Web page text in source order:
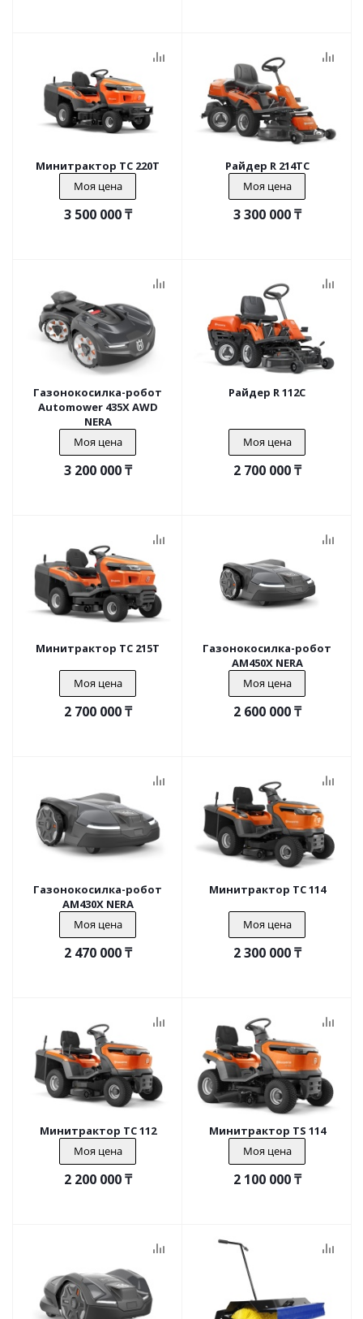
Минитрактор TC 220T
Моя цена
3 500 000₸
Райдер R 214TC
Моя цена
3 300 000₸
Газонокосилка-робот
Automower 435X AWD
NERA
Моя цена
3 200 000₸
Райдер R 112C
Моя цена
2 700 000₸
Минитрактор TC 215T
Моя цена
2 700 000₸
Газонокосилка-робот
AM450X NERA
Моя цена
2 600 000₸
Газонокосилка-робот
AM430X NERA
Моя цена
2 470 000₸
Минитрактор TC 114
Моя цена
2 300 000₸
Минитрактор TC 112
Моя цена
2 200 000₸
Минитрактор TS 114
Моя цена
2 100 000₸